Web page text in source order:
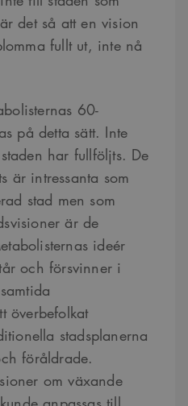
det så att en vision
fullt ut, inte nå
60-
på detta sätt. Inte
har fullföljts. De
är intressanta som
stad men som
är de
ideér
och försvinner i
överbefolkat
stadsplanerna
föråldrade.
om växande